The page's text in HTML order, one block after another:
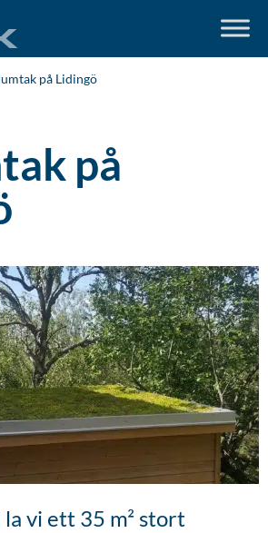
på Lidingö
på
vi ett 35 m² stort